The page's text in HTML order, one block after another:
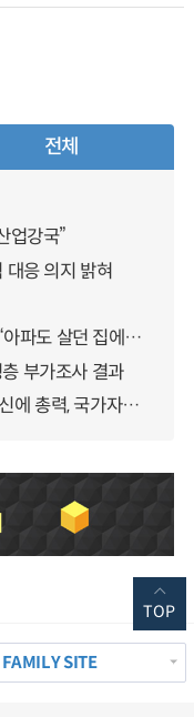
전체
업강국”
대응 의지 밝혀
장기요양 재가 어르신 10명 중 7명, “아파도 살던 집에서 살겠다” 「2025년 장기요양실태조사」 결과 발표
부가조사 결과
잠재성장률 반등을 위해 경제구조혁신에 총력, 국가자산 관리체계 대전환
FAMILY SITE
TOP